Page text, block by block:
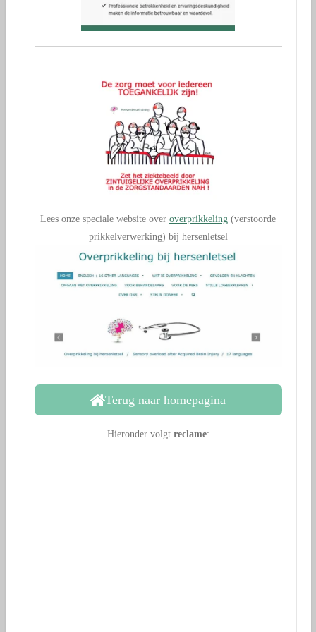
Lees onze speciale website over overprikkeling (verstoorde
prikkelverwerking) bij hersenletsel
Terug naar homepagina
Hieronder volgtreclame: